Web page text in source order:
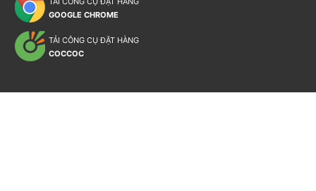
GOOGLE CHROME
TẢI CÔNG CỤ ĐẶT HÀNG
COCCOC